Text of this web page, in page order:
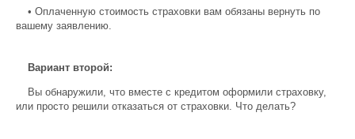
• Оплаченную стоимость страховки вам обязаны вернуть по
вашему заявлению.
Вариант второй:
Вы обнаружили, что вместе с кредитом оформили страховку,
или просто решили отказаться от страховки. Что делать?